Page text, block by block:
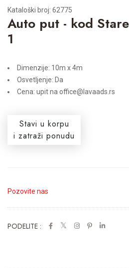
Kataloški broj: 62775
Auto put - kod
1
Dimenzije: 10m x 4m
Osvetljenje: Da
Cena: upit na office@lavaads.rs
Stavi u korpu
i zatraži ponudu
Pozovite nas
PODELITE :